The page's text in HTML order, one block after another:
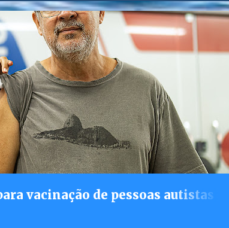
vacinação de pessoas autistas